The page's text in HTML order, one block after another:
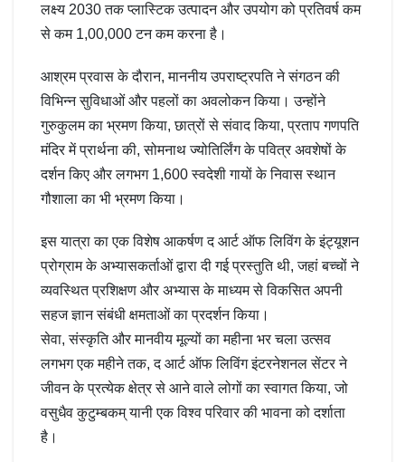
लक्ष्य 2030 तक प्लास्टिक उत्पादन और उपयोग को प्रतिवर्ष कम
से कम 1,00,000 टन कम करना है।
आश्रम प्रवास के दौरान, माननीय उपराष्ट्रपति ने संगठन की
विभिन्न सुविधाओं और पहलों का अवलोकन किया। उन्होंने
गुरुकुलम का भ्रमण किया, छात्रों से संवाद किया, प्रताप गणपति
मंदिर में प्रार्थना की, सोमनाथ ज्योतिर्लिंग के पवित्र अवशेषों के
दर्शन किए और लगभग 1,600 स्वदेशी गायों के निवास स्थान
गौशाला का भी भ्रमण किया।
इस यात्रा का एक विशेष आकर्षण द आर्ट ऑफ लिविंग के इंट्यूशन
प्रोग्राम के अभ्यासकर्ताओं द्वारा दी गई प्रस्तुति थी, जहां बच्चों ने
व्यवस्थित प्रशिक्षण और अभ्यास के माध्यम से विकसित अपनी
सहज ज्ञान संबंधी क्षमताओं का प्रदर्शन किया।
सेवा, संस्कृति और मानवीय मूल्यों का महीना भर चला उत्सव
लगभग एक महीने तक, द आर्ट ऑफ लिविंग इंटरनेशनल सेंटर ने
जीवन के प्रत्येक क्षेत्र से आने वाले लोगों का स्वागत किया, जो
वसुधैव कुटुम्बकम् यानी एक विश्व परिवार की भावना को दर्शाता
है।